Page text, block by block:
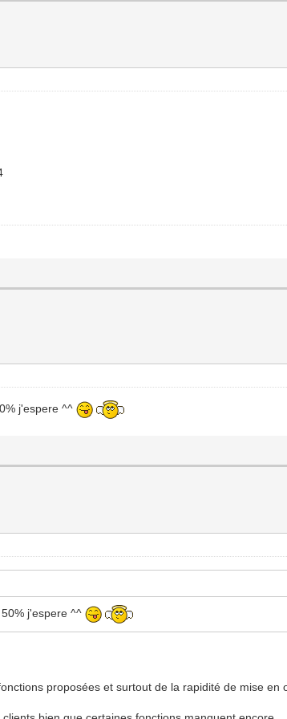
j'espere ^^
50% j'espere ^^
proposées et surtout de la rapidité de mise en